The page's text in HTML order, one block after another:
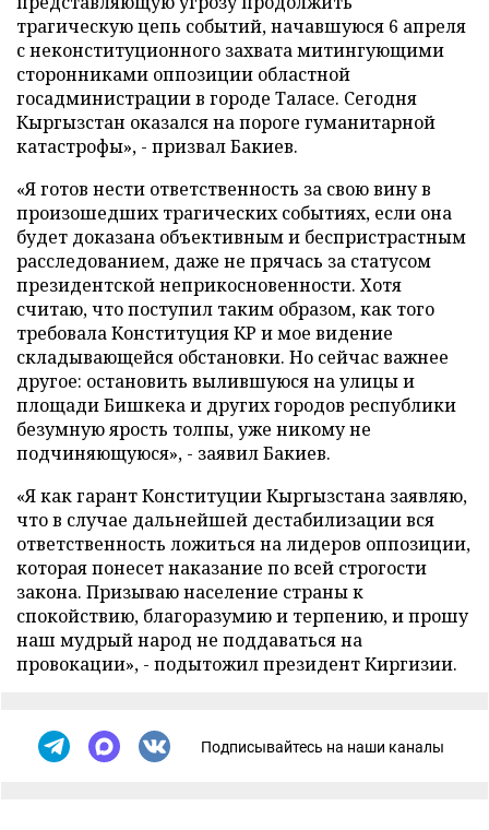
трагическую цепь событий, начавшуюся 6 апреля
с неконституционного захвата митингующими
сторонниками оппозиции областной
госадминистрации в городе Таласе. Сегодня
Кыргызстан оказался на пороге гуманитарной
катастрофы», - призвал Бакиев.
«Я готов нести ответственность за свою вину в
произошедших трагических событиях, если она
будет доказана объективным и беспристрастным
расследованием, даже не прячась за статусом
президентской неприкосновенности. Хотя
считаю, что поступил таким образом, как того
требовала Конституция КР и мое видение
складывающейся обстановки. Но сейчас важнее
другое: остановить вылившуюся на улицы и
площади Бишкека и других городов республики
безумную ярость толпы, уже никому не
подчиняющуюся», - заявил Бакиев.
«Я как гарант Конституции Кыргызстана заявляю,
что в случае дальнейшей дестабилизации вся
ответственность ложиться на лидеров оппозиции,
которая понесет наказание по всей строгости
закона. Призываю население страны к
спокойствию, благоразумию и терпению, и прошу
наш мудрый народ не поддаваться на
провокации», - подытожил президент Киргизии.
Подписывайтесь на наши каналы